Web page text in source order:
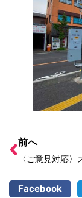
前へ
Facebook